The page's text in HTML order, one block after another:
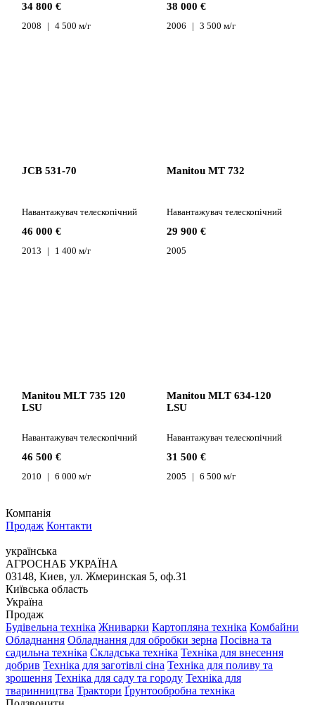
34 800 €
2008 4 500 м/г
38 000 €
2006 3 500 м/г
JCB 531-70
46 000 €
Навантажувач телескопічний
2013 1 400 м/г
Manitou MT 732
29 900 €
Навантажувач телескопічний
2005
Manitou MLT 735 120
LSU
46 500 €
Навантажувач телескопічний
2010 6 000 м/г
Manitou MLT 634-120
LSU
31 500 €
Навантажувач телескопічний
2005 6 500 м/г
Компанія
Продаж Контакти
українська
АГРОСНАБ УКРАЇНА
03148, Киев, ул. Жмеринская 5, оф.31
Київська область
Україна
Продаж
Будівельна техніка Жниварки Картопляна техніка Комбайни
Обладнання Обладнання для обробки зерна Посівна та
садильна техніка Складська техніка Техніка для внесення
добрив Техніка для заготівлі сіна Техніка для поливу та
зрошення Техніка для саду та городу Техніка для
тваринництва Трактори Ґрунтообробна техніка